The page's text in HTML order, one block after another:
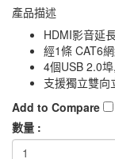
產品描述
HDMI影音延
經1條 CAT6
4個USB 2.0
支援獨立雙向
Add to Compare
數量 :